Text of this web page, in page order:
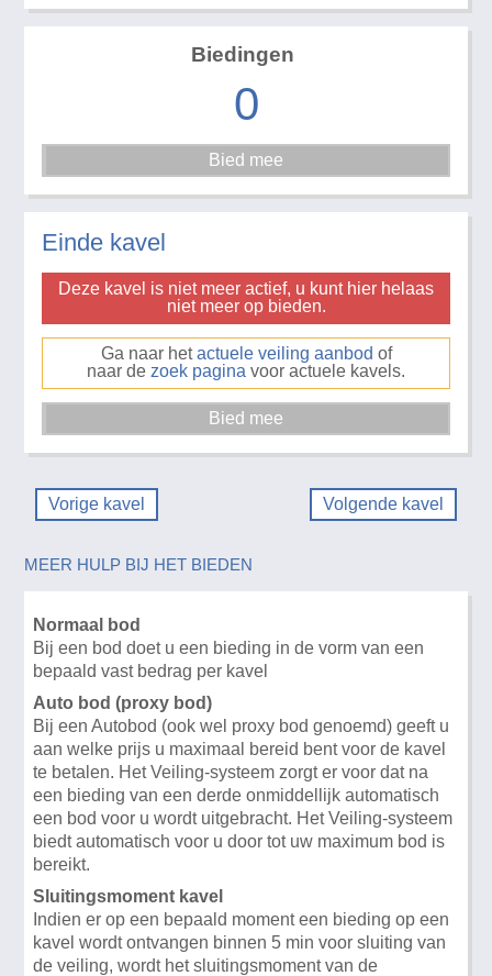
Biedingen
0
Einde kavel
Deze kavel is niet meer actief, u kunt hier helaas
niet meer op bieden.
Ga naar hetactuele veiling aanbod of
naar de zoek pagina voor actuele kavels.
Vorige kavel Volgende kavel
MEER HULP BIJ HET BIEDEN
Normaal bod
Bij een bod doet u een bieding in de vorm van een
bepaald vast bedrag per kavel
Auto bod (proxy bod)
Bij een Autobod (ook wel proxy bod genoemd) geeft u
aan welke prijs u maximaal bereid bent voor de kavel
te betalen. Het Veiling-systeem zorgt er voor dat na
een bieding van een derde onmiddellijk automatisch
een bod voor u wordt uitgebracht. Het Veiling-systeem
biedt automatisch voor u door tot uw maximum bod is
bereikt.
Sluitingsmoment kavel
Indien er op een bepaald moment een bieding op een
kavel wordt ontvangen binnen 5 min voor sluiting van
de veiling, wordt het sluitingsmoment van de